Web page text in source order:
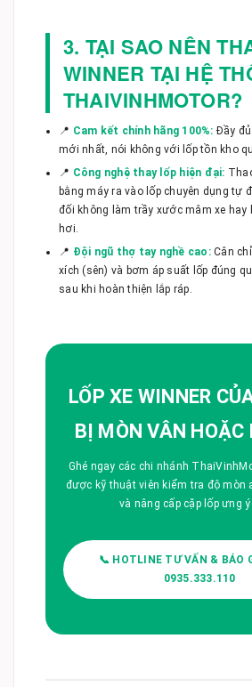
3. TẠI SAO NÊN
WINNER TẠI HỆ
THAIVINHMOTOR?
📍 Cam kết chính hãng 100%: Đầy
mới nhất, nói không với lốp tồn kho
📍 Công nghệ thay lốp hiện đại:
bằng máy ra vào lốp chuyên dụng tự
đối không làm trầy xước mâm xe hay
hơi.
📍 Đội ngũ thợ tay nghề cao:Cân
xích (sên) và bơm áp suất lốp đúng
sau khi hoàn thiện lắp ráp.
LỐP XE WINNER
BỊ MÒN VÂN HOẶC
Ghé ngay các chi nhánh
được kỹ thuật viên kiểm tra độ mòn
và nâng cấp cặp lốp ưng
📞 HOTLINE TƯ VẤN & BÁO
0935.333.110